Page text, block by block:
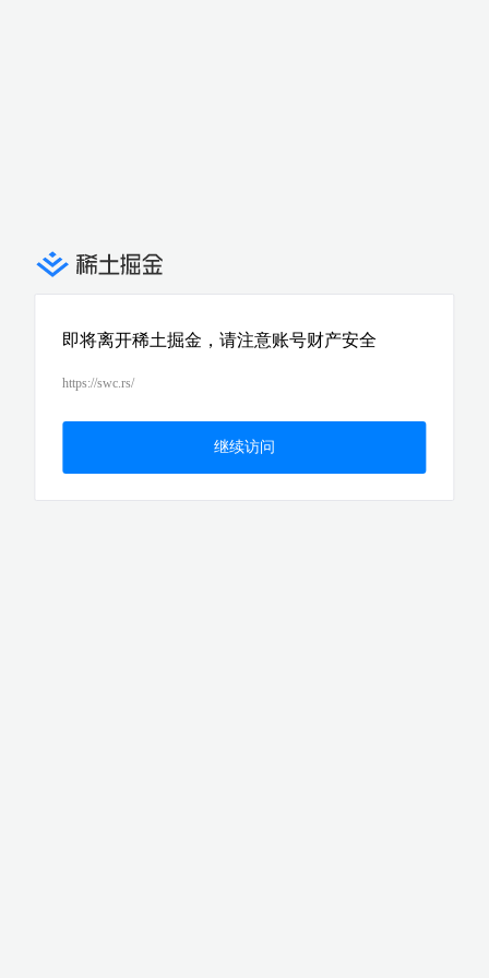
即将离开稀土掘金，请注意账号财产安全
https://swc.rs/
继续访问